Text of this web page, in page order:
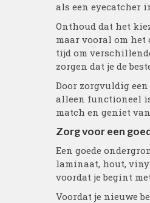
als een eyecatcher
Onthoud dat het
maar vooral om het
tijd om
zorgen dat je de
Door zorgvuldig
alleen functioneel
match en geniet
Zorg voor een
Een goede
laminaat, hout,
voordat je begint
Voordat je nieuwe